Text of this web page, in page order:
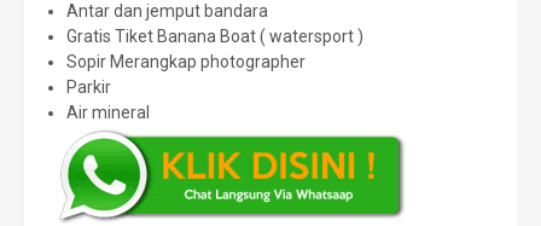
Antar dan jemput bandara
Gratis Tiket Banana Boat ( watersport )
Sopir Merangkap photographer
Parkir
Air mineral